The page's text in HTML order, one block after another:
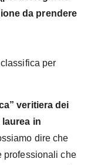
da prendere
per
veritiera dei
in
dire che
professionali che